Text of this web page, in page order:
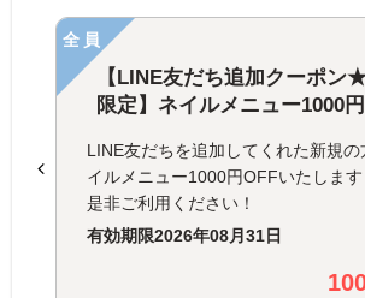
全員
【LINE友だち追加クーポン
限定】ネイルメニュー1000
LINE友だちを追加してくれた新規の
イルメニュー1000円OFFいたします
是非ご利用ください！
有効期限2026年08月31日